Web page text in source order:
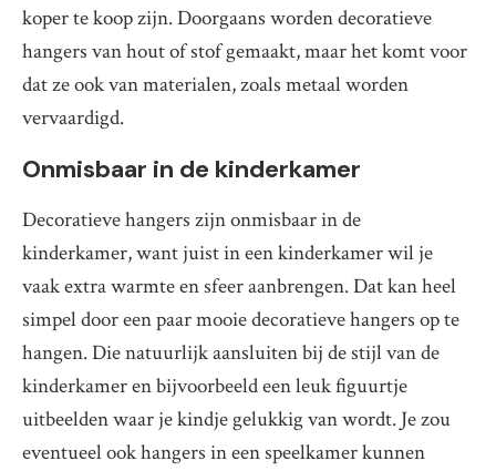
koper te koop zijn. Doorgaans worden decoratieve
hangers van hout of stof gemaakt, maar het komt voor
dat ze ook van materialen, zoals metaal worden
vervaardigd.
Onmisbaar in de kinderkamer
Decoratieve hangers zijn onmisbaar in de
kinderkamer, want juist in een kinderkamer wil je
vaak extra warmte en sfeer aanbrengen. Dat kan heel
simpel door een paar mooie decoratieve hangers op te
hangen. Die natuurlijk aansluiten bij de stijl van de
kinderkamer en bijvoorbeeld een leuk figuurtje
uitbeelden waar je kindje gelukkig van wordt. Je zou
eventueel ook hangers in een speelkamer kunnen